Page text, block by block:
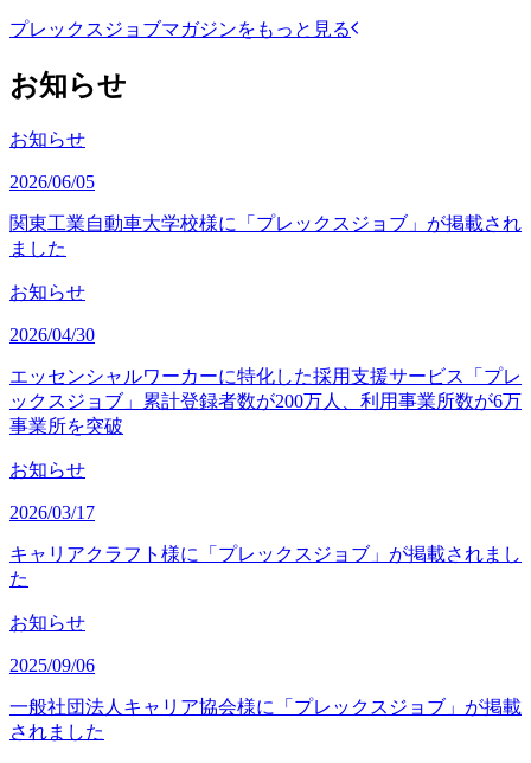
プレックスジョブマガジンをもっと見る
お知らせ
お知らせ
2026/06/05
関東工業自動車大学校様に「プレックスジョブ」が掲載され
ました
お知らせ
2026/04/30
エッセンシャルワーカーに特化した採用支援サービス「プレ
ックスジョブ」累計登録者数が200万人、利用事業所数が6万
事業所を突破
お知らせ
2026/03/17
キャリアクラフト様に「プレックスジョブ」が掲載されまし
た
お知らせ
2025/09/06
一般社団法人キャリア協会様に「プレックスジョブ」が掲載
されました